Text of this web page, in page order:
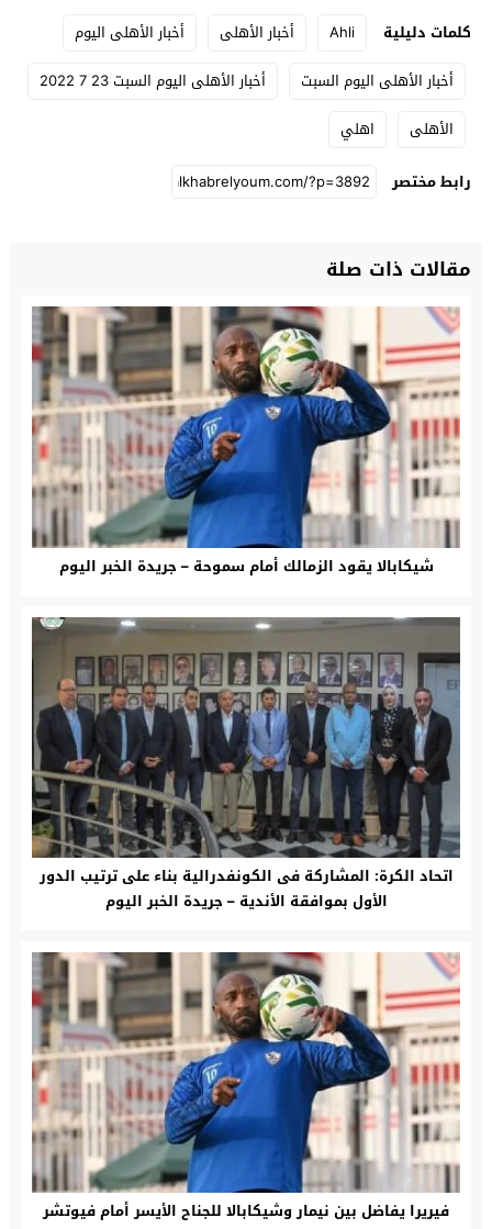
كلمات دليلية Ahli أخبار الأهلى
أخبار الأهلى اليوم
أخبار الأهلى اليوم السبت
أخبار الأهلى اليوم السبت 23 7 2022
الأهلى
اهلي
رابط مختصر
مقالات ذات صلة
شيكابالا يقود الزمالك أمام سموحة – جريدة الخبر اليوم
اتحاد الكرة: المشاركة فى الكونفدرالية بناء على ترتيب الدور
الأول بموافقة الأندية – جريدة الخبر اليوم
فيريرا يفاضل بين نيمار وشيكابالا للجناح الأيسر أمام فيوتشر